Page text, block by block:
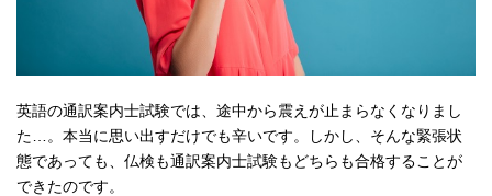
英語の通訳案内士試験では、途中から震えが止まらなくなりまし
た…。本当に思い出すだけでも辛いです。しかし、そんな緊張状
態であっても、仏検も通訳案内士試験もどちらも合格することが
できたのです。